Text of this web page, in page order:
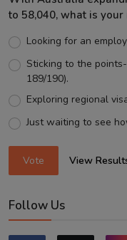
to 58,040, what is your
Looking for an
Sticking to the
189/190).
Exploring regional
Just waiting to see
Vote View
Follow Us